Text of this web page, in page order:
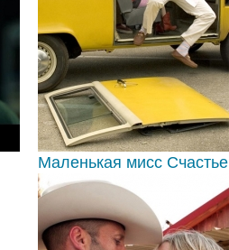
Маленькая мисс Счастье